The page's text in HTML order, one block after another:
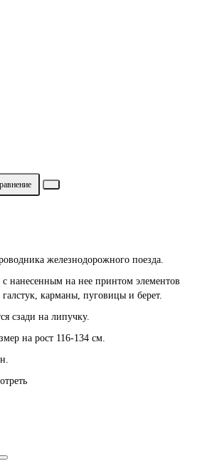
железнодорожного поезда.
с нанесенным на нее принтом элементов
карманы, пуговицы и берет.
сзади на липучку.
на рост 116-134 см.